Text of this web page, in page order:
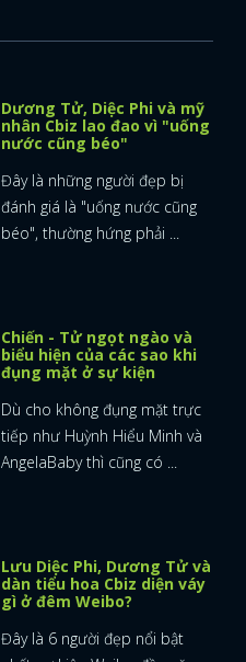
Dương Tử, Diệc Phi và mỹ
nhân Cbiz lao đao vì "uống
nước cũng béo"
Đây là những người đẹp bị
đánh giá là "uống nước cũng
béo", thường hứng phải ...
Chiến - Tử ngọt ngào và
biểu hiện của các sao khi
đụng mặt ở sự kiện
Dù cho không đụng mặt trực
tiếp như Huỳnh Hiểu Minh và
AngelaBaby thì cũng có ...
Lưu Diệc Phi, Dương Tử và
dàn tiểu hoa Cbiz diện váy
gì ở đêm Weibo?
Đây là 6 người đẹp nổi bật